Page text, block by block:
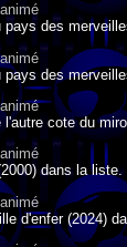
des
des
cote du
dans la liste.
d'enfer (2024)